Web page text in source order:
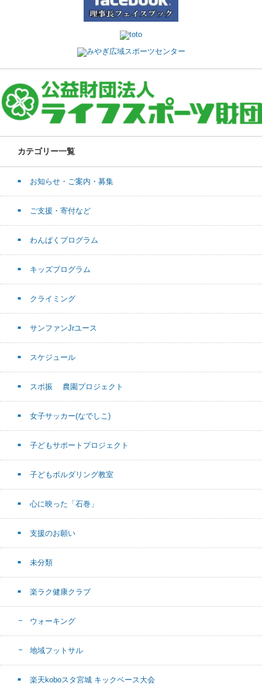
カテゴリー一覧
お知らせ・ご案内・募集
ご支援・寄付など
わんぱくプログラム
キッズプログラム
クライミング
サンファンJrユース
スケジュール
スポ振 農園プロジェクト
女子サッカー(なでしこ)
子どもサポートプロジェクト
子どもボルダリング教室
心に映った「石巻」
支援のお願い
未分類
楽ラク健康クラブ
ウォーキング
地域フットサル
楽天koboスタ宮城 キックベース大会